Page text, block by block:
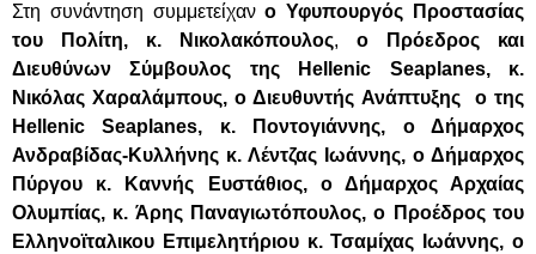
Στη συνάντηση συμμετείχανο Υφυπουργός Προστασίας
του Πολίτη, κ. Νικολακόπουλος, ο Πρόεδρος και
Διευθύνων Σύμβουλος της
Hellenic Seaplanes, κ.
Νικόλας Χαραλάμπους, ο Διευθυντής Ανάπτυξης ο της
Hellenic
Seaplanes, κ. Ποντογιάννης, ο Δήμαρχος
Ανδραβίδας-Κυλλήνης κ. Λέντζας Ιωάννης, ο Δήμαρχος
Πύργου κ. Καννής Ευστάθιος, ο Δήμαρχος Αρχαίας
Ολυμπίας, κ. Άρης Παναγιωτόπουλος, ο Προέδρος του
Ελληνοϊταλικου Επιμελητήριου κ. Τσαμίχας Ιωάννης, ο